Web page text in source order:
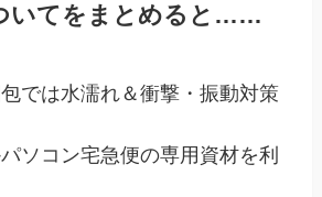
いてをまとめると……
では水濡れ＆衝撃・振動対策
ソコン宅急便の専用資材を利